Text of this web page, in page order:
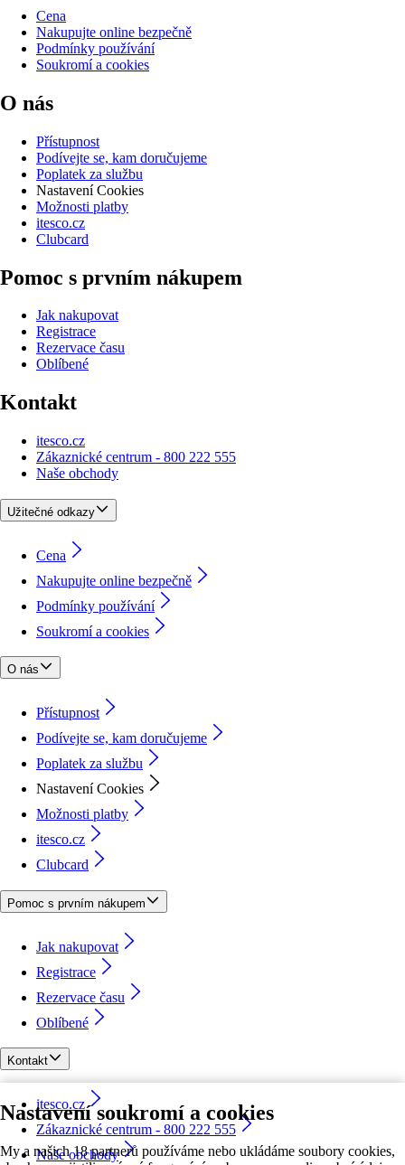
Nastavení soukromí a cookies
My a našich 18 partnerů používáme nebo ukládáme soubory cookies,
Cena
Nakupujte online bezpečně
Podmínky používání
Soukromí a cookies
O nás
Přístupnost
Podívejte se, kam doručujeme
Poplatek za službu
Nastavení Cookies
Možnosti platby
itesco.cz
Clubcard
Pomoc s prvním nákupem
Jak nakupovat
Registrace
Rezervace času
Oblíbené
Kontakt
itesco.cz
Zákaznické centrum - 800 222 555
Naše obchody
Užitečné odkazy
Cena
Nakupujte online bezpečně
Podmínky používání
Soukromí a cookies
O nás
Přístupnost
Podívejte se, kam doručujeme
Poplatek za službu
Nastavení Cookies
Možnosti platby
itesco.cz
Clubcard
Pomoc s prvním nákupem
Jak nakupovat
Registrace
Rezervace času
Oblíbené
Kontakt
itesco.cz
Zákaznické centrum - 800 222 555
Naše obchody